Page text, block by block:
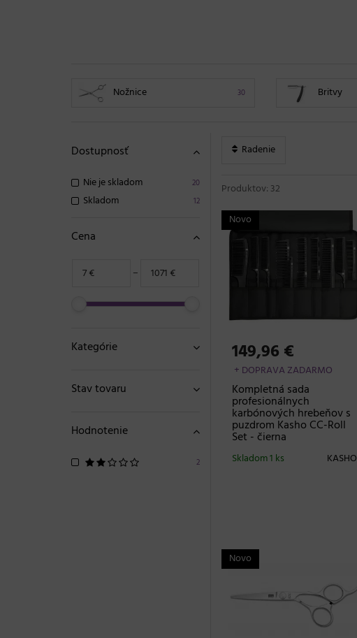
30
Nožnice Britvy
Dostupnosť
20
Nie je skladom
12
Skladom
Cena
−
Kategórie
Stav tovaru
Hodnotenie
2
Radenie
Produktov: 32
Novo
149,96 €
+ DOPRAVA ZADARMO
Kompletná sada
profesionálnych
karbónových hrebeňov s
puzdrom Kasho CC-Roll
Set - čierna
KASHO
Skladom 1 ks
Novo